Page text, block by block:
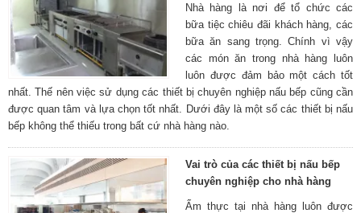
Nhà hàng là nơi để tổ chức các
bữa tiệc chiêu đãi khách hàng, các
bữa ăn sang trọng. Chính vì vậy
các món ăn trong nhà hàng luôn
luôn được đảm bảo một cách tốt
nhất. Thế nên việc sử dụng các thiết bị chuyên nghiệp nấu bếp cũng cần
được quan tâm và lựa chọn tốt nhất. Dưới đây là một số các thiết bị nấu
bếp không thể thiếu trong bất cứ nhà hàng nào.
Vai trò của các thiết bị nấu bếp
chuyên nghiệp cho nhà hàng
Ẩm thực tại nhà hàng luôn được